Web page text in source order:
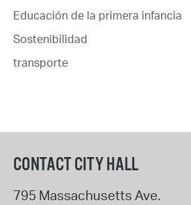
Educación de la primera infancia
Sostenibilidad
transporte
CONTACT CITY HALL
795 Massachusetts Ave.